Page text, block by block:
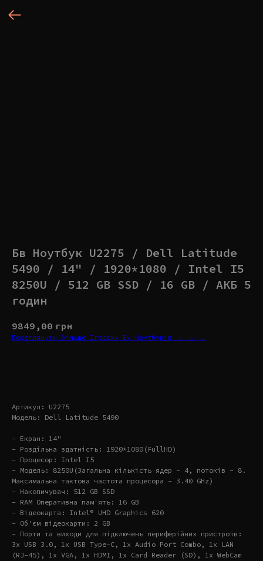
Бв Ноутбук U2275 / Dell Latitude
5490 / 14" / 1920*1080 / Intel I5
8250U / 512 GB SSD / 16 GB / АКБ 5
годин
9849,00 грн
Переглянути більше Ігрових Бу Ноутбуків → → →
Артикул: U2275
Модель: Dell Latitude 5490
- Екран: 14"
- Роздільна здатність: 1920*1080(FullHD)
- Процесор: Intel I5
- Модель: 8250U(Загальна кількість ядер – 4, потоків – 8.
Максимальна тактова частота процесора – 3.40 GHz)
- Накопичувач: 512 GB SSD
- RAM Оперативна пам'ять: 16 GB
- Відеокарта: Intel® UHD Graphics 620
- Об'єм відеокарти: 2 GB
- Порти та виходи для підключень периферійних пристроїв:
3x USB 3.0, 1x USB Type-C, 1x Audio Port Combo, 1x LAN
(RJ-45), 1x VGA, 1x HDMI, 1x Card Reader (SD), 1x WebCam